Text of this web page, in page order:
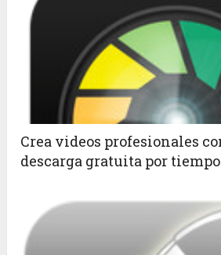
Crea videos profesionales
descarga gratuita por